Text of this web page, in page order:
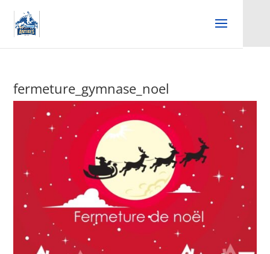
fermeture_gymnase_noel